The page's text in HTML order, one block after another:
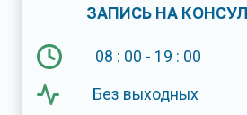
ЗАПИСЬ НА
08 : 00 - 19 : 00
Без выходных